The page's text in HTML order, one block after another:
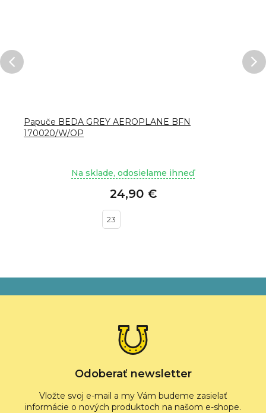
Papuče BEDA GREY AEROPLANE BFN
170020/W/OP
Na sklade, odosielame ihneď
24,90 €
23
á
Odoberať newsletter
Vložte svoj e-mail a my Vám budeme zasielať
informácie o nových produktoch na našom e-shope.